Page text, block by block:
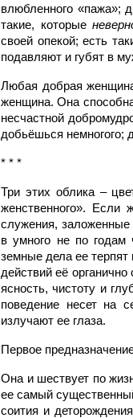
влюбленного «пажа»;
такие, которые
своей опекой; есть
подавляют и губят в
Любая добрая
женщина. Она способна
несчастной
добьёшься немногого;
* * *
Три этих облика –
женственного». Если
служения, заложенные
в умного не по годам
земные дела ее терпят
действий её
ясность, чистоту и
поведение несет на
излучают ее глаза.
Первое
Она и шествует по
ее самый
соития и